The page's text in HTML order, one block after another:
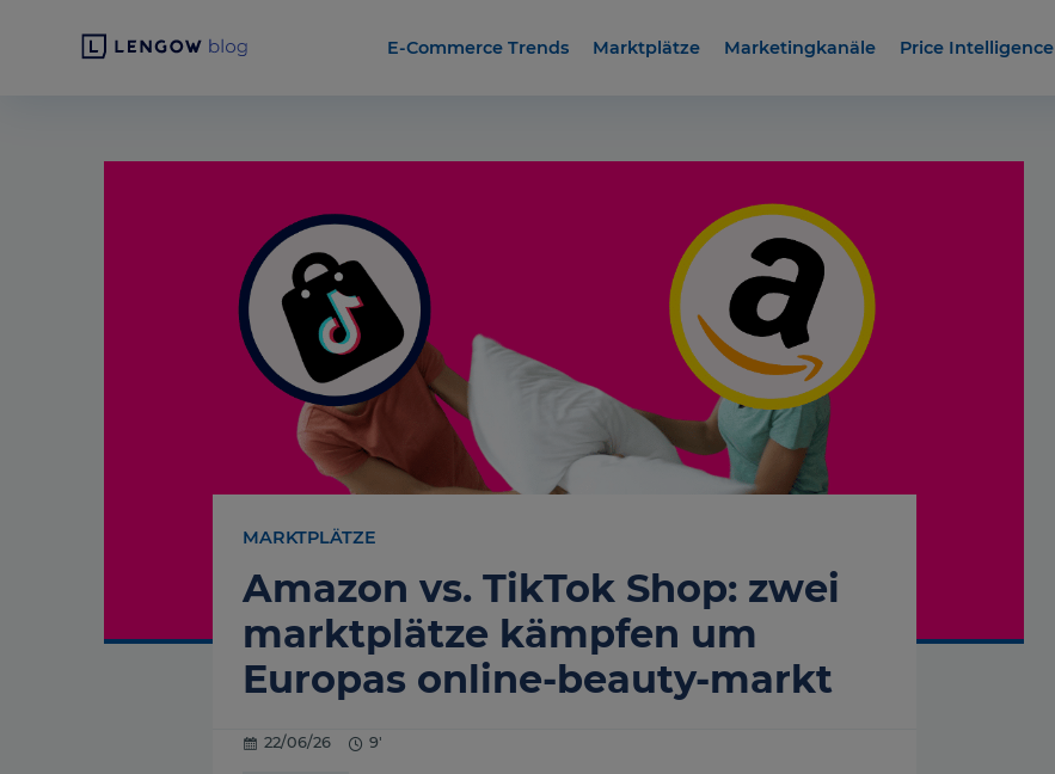
E-Commerce Trends Marktplätze Marketingkanäle Price Intelligence
MARKTPLÄTZE
Amazon vs. TikTok Shop: zwei
marktplätze kämpfen um
Europas online-beauty-markt
22/06/26 9'